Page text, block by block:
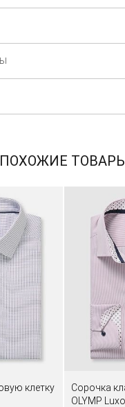
ПОХОЖИЕ
клетку
Сорочка
OLYMP